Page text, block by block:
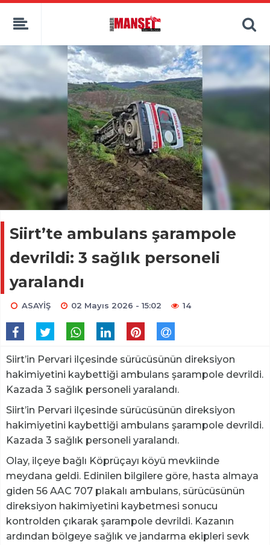
Siirt’te ambulans şarampole
devrildi: 3 sağlık personeli
yaralandı
ASAYİŞ 02 Mayıs 2026 - 15:02 14
Siirt’in Pervari ilçesinde sürücüsünün direksiyon
hakimiyetini kaybettiği ambulans şarampole devrildi.
Kazada 3 sağlık personeli yaralandı.
Siirt’in Pervari ilçesinde sürücüsünün direksiyon
hakimiyetini kaybettiği ambulans şarampole devrildi.
Kazada 3 sağlık personeli yaralandı.
Olay, ilçeye bağlı Köprüçayı köyü mevkiinde
meydana geldi. Edinilen bilgilere göre, hasta almaya
giden 56 AAC 707 plakalı ambulans, sürücüsünün
direksiyon hakimiyetini kaybetmesi sonucu
kontrolden çıkarak şarampole devrildi. Kazanın
ardından bölgeye sağlık ve jandarma ekipleri sevk